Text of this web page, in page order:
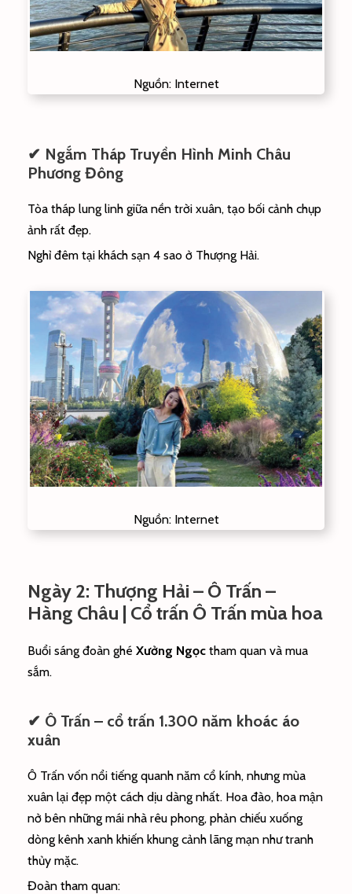
Nguồn: Internet
✔ Ngắm Tháp Truyền Hình Minh Châu
Phương Đông
Tòa tháp lung linh giữa nền trời xuân, tạo bối cảnh chụp
ảnh rất đẹp.
Nghỉ đêm tại khách sạn 4 sao ở Thượng Hải.
Nguồn: Internet
Ngày 2: Thượng Hải – Ô Trấn –
Hàng Châu | Cổ trấn Ô Trấn mùa hoa
Buổi sáng đoàn ghé Xưởng Ngọc tham quan và mua
sắm.
✔ Ô Trấn – cổ trấn 1.300 năm khoác áo
xuân
Ô Trấn vốn nổi tiếng quanh năm cổ kính, nhưng mùa
xuân lại đẹp một cách dịu dàng nhất. Hoa đào, hoa mận
nở bên những mái nhà rêu phong, phản chiếu xuống
dòng kênh xanh khiến khung cảnh lãng mạn như tranh
thủy mặc.
Đoàn tham quan: